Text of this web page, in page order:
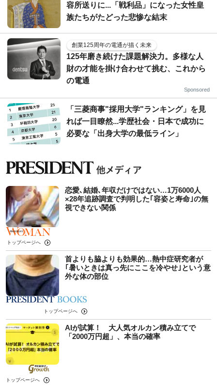
容所送りに...「戦利品」になった女性皇
族たちがたどった悲惨な結末
創業125周年の電通が描く未来
125年磨き続けた課題解決力。多様な人
財の才能を掛け合わせて挑む、これから
の電通
Sponsored
「三菱商事"採用大学"ランキング」を見
れば一目瞭然...学歴社会・日本で成功に
必要な「出身大学の最低ライン」
恋愛､結婚､年収だけではない…1万6000人
×28年追跡調査で判明した｢容姿と寿命｣の無
視できない関係
トップページへ
首よりも脇よりも効果的…熱中症研究者が
｢暑いときは真っ先にここを冷やせ｣という意
外な体の部位
トップページへ
AIが試算！ 大人気オルカン積み立てで
「2000万円超」、本当の確率
トップページへ